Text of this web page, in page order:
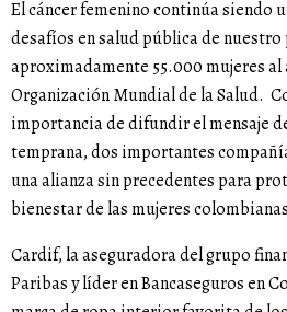
El cáncer femenino continúa siendo
desafíos en salud pública de
aproximadamente 55.000 mujeres al
Organización Mundial de la Salud.
importancia de difundir el mensaje
temprana, dos importantes
una alianza sin precedentes para
bienestar de las mujeres
Cardif, la aseguradora del grupo
Paribas y líder en Bancaseguros en